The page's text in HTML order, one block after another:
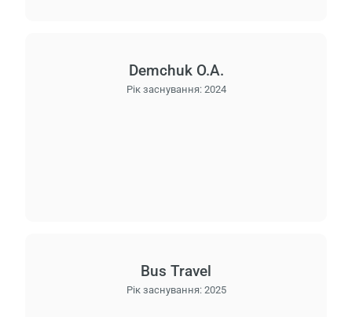
Demchuk O.A.
Рік заснування: 2024
Bus Travel
Рік заснування: 2025